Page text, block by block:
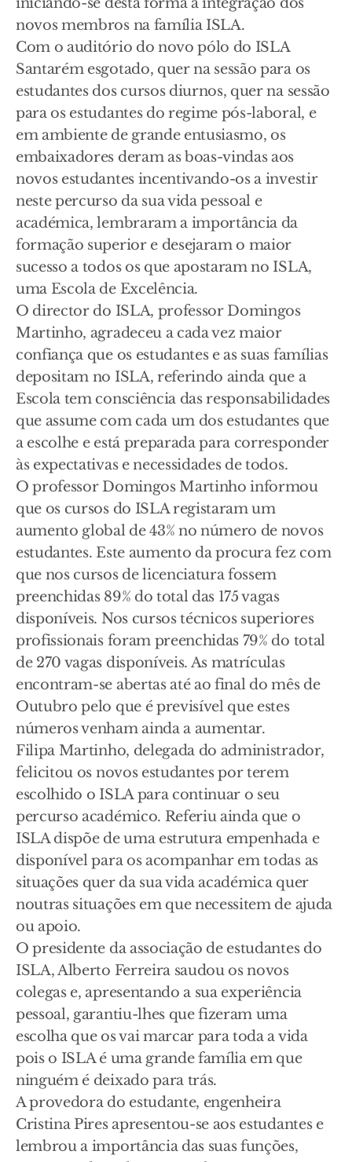
novos membros na família ISLA.
Com o auditório do novo pólo do ISLA
Santarém esgotado, quer na sessão para os
estudantes dos cursos diurnos, quer na sessão
para os estudantes do regime pós-laboral, e
em ambiente de grande entusiasmo, os
embaixadores deram as boas-vindas aos
novos estudantes incentivando-os a investir
neste percurso da sua vida pessoal e
académica, lembraram a importância da
formação superior e desejaram o maior
sucesso a todos os que apostaram no ISLA,
uma Escola de Excelência.
O director do ISLA, professor Domingos
Martinho, agradeceu a cada vez maior
confiança que os estudantes e as suas famílias
depositam no ISLA, referindo ainda que a
Escola tem consciência das responsabilidades
que assume com cada um dos estudantes que
a escolhe e está preparada para corresponder
às expectativas e necessidades de todos.
O professor Domingos Martinho informou
que os cursos do ISLA registaram um
aumento global de 43% no número de novos
estudantes. Este aumento da procura fez com
que nos cursos de licenciatura fossem
preenchidas 89% do total das 175 vagas
disponíveis. Nos cursos técnicos superiores
profissionais foram preenchidas 79% do total
de 270 vagas disponíveis. As matrículas
encontram-se abertas até ao final do mês de
Outubro pelo que é previsível que estes
números venham ainda a aumentar.
Filipa Martinho, delegada do administrador,
felicitou os novos estudantes por terem
escolhido o ISLA para continuar o seu
percurso académico. Referiu ainda que o
ISLA dispõe de uma estrutura empenhada e
disponível para os acompanhar em todas as
situações quer da sua vida académica quer
noutras situações em que necessitem de ajuda
ou apoio.
O presidente da associação de estudantes do
ISLA, Alberto Ferreira saudou os novos
colegas e, apresentando a sua experiência
pessoal, garantiu-lhes que fizeram uma
escolha que os vai marcar para toda a vida
pois o ISLA é uma grande família em que
ninguém é deixado para trás.
A provedora do estudante, engenheira
Cristina Pires apresentou-se aos estudantes e
lembrou a importância das suas funções,